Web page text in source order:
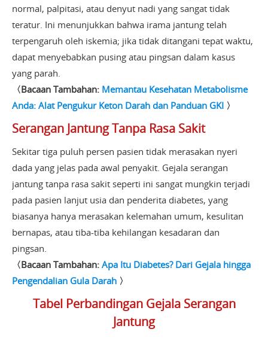
normal, palpitasi, atau denyut nadi yang sangat tidak
teratur. Ini menunjukkan bahwa irama jantung telah
terpengaruh oleh iskemia; jika tidak ditangani tepat waktu,
dapat menyebabkan pusing atau pingsan dalam kasus
yang parah.
〈Bacaan Tambahan: Memantau Kesehatan Metabolisme
Anda: Alat Pengukur Keton Darah dan Panduan GKI 〉
Serangan Jantung Tanpa Rasa Sakit
Sekitar tiga puluh persen pasien tidak merasakan nyeri
dada yang jelas pada awal penyakit. Gejala serangan
jantung tanpa rasa sakit seperti ini sangat mungkin terjadi
pada pasien lanjut usia dan penderita diabetes, yang
biasanya hanya merasakan kelemahan umum, kesulitan
bernapas, atau tiba-tiba kehilangan kesadaran dan
pingsan.
〈Bacaan Tambahan: Apa Itu Diabetes? Dari Gejala hingga
Pengendalian Gula Darah 〉
Tabel Perbandingan Gejala Serangan
Jantung